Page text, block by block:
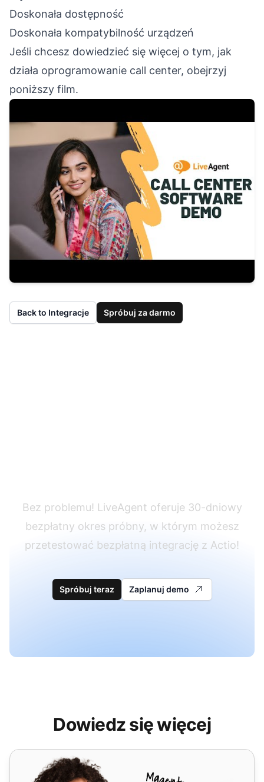
Doskonała dostępność
Doskonała kompatybilność urządzeń
Jeśli chcesz dowiedzieć się więcej o tym, jak
działa oprogramowanie call center, obejrzyj
poniższy film.
Back to Integracje Spróbuj za darmo
Bez problemu! LiveAgent oferuje 30-dniowy
bezpłatny okres próbny, w którym możesz
przetestować bezpłatną integrację z Actio!
Spróbuj teraz Zaplanuj demo
Dowiedz się więcej
VIPTel